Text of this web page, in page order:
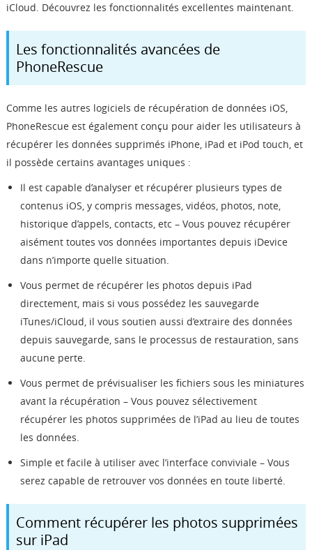
iCloud. Découvrez les fonctionnalités excellentes maintenant.
Les fonctionnalités avancées de
PhoneRescue
Comme les autres logiciels de récupération de données iOS,
PhoneRescue est également conçu pour aider les utilisateurs à
récupérer les données supprimés iPhone, iPad et iPod touch, et
il possède certains avantages uniques :
Il est capable d’analyser et récupérer plusieurs types de
contenus iOS, y compris messages, vidéos, photos, note,
historique d’appels, contacts, etc – Vous pouvez récupérer
aisément toutes vos données importantes depuis iDevice
dans n’importe quelle situation.
Vous permet de récupérer les photos depuis iPad
directement, mais si vous possédez les sauvegarde
iTunes/iCloud, il vous soutien aussi d’extraire des données
depuis sauvegarde, sans le processus de restauration, sans
aucune perte.
Vous permet de prévisualiser les fichiers sous les miniatures
avant la récupération – Vous pouvez sélectivement
récupérer les photos supprimées de l’iPad au lieu de toutes
les données.
Simple et facile à utiliser avec l’interface conviviale – Vous
serez capable de retrouver vos données en toute liberté.
Comment récupérer les photos supprimées
sur iPad